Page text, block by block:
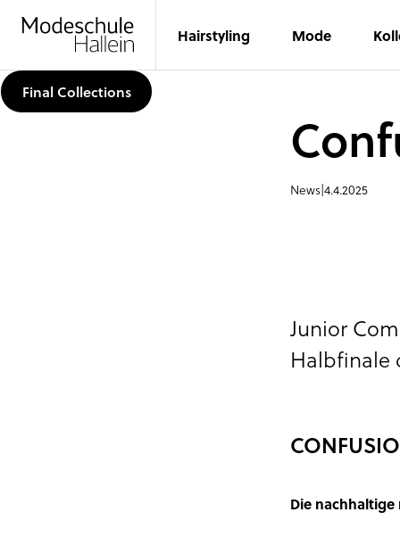
Hairstyling Mode
Final Collections
News|4.4.2025
Junior
Halbfinale
Die